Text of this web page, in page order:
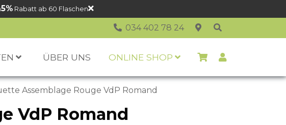
5%Rabatt ab 60 Flaschen
034 402 78 24
ÜBER UNS ONLINE SHOP
Assemblage Rouge VdP Romand
VdP Romand